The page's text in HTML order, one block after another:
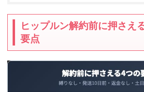
ヒップルン解約前に押さえ
要点